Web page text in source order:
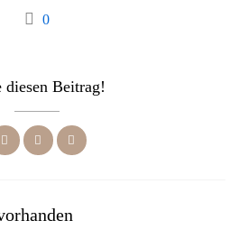
0
diesen Beitrag!